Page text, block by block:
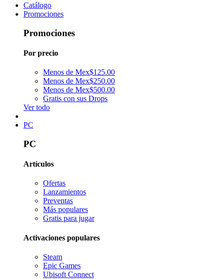
Catálogo
Promociones
Promociones
Por precio
Menos de Mex$125.00
Menos de Mex$250.00
Menos de Mex$500.00
Gratis con sus Drops
Ver todo
PC
PC
Artículos
Ofertas
Lanzamientos
Preventas
Más populares
Gratis para jugar
Activaciones populares
Steam
Epic Games
Ubisoft Connect